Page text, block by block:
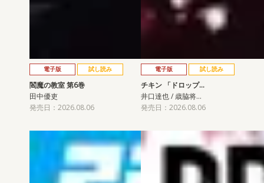
電子版 試し読み
閻魔の教室 第6巻
田中優吏
発売日：2026.08.06
電子版 試し読み
チキン 「ドロップ…
井口達也 / 歳脇将…
発売日：2026.08.06